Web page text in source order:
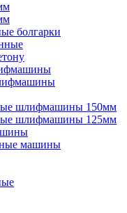
болгарки
шлифмашины 150мм
шлифмашины 125мм
машины